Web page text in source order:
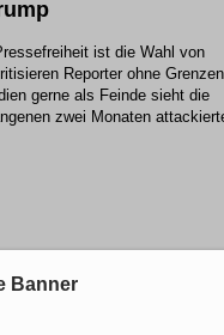
ist die Wahl von
Reporter ohne
gerne als Feinde sieht die
zwei Monaten
Banner